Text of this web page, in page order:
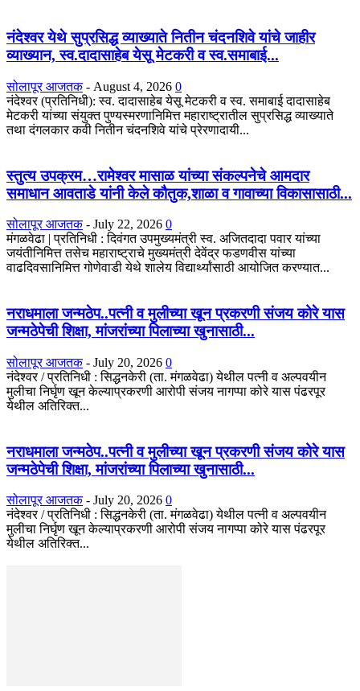
नंदेश्वर येथे सुप्रसिद्ध व्याख्याते नितीन चंदनशिवे यांचे जाहीर
व्याख्यान, स्व.दादासाहेब येसू मेटकरी व स्व.समाबाई...
सोलापूर आजतक - August 4, 2026 0
नंदेश्वर (प्रतिनिधी): स्व. दादासाहेब येसू मेटकरी व स्व. समाबाई दादासाहेब
मेटकरी यांच्या संयुक्त पुण्यस्मरणानिमित्त महाराष्ट्रातील सुप्रसिद्ध व्याख्याते
तथा दंगलकार कवी नितीन चंदनशिवे यांचे प्रेरणादायी...
स्तुत्य उपक्रम…रामेश्वर मासाळ यांच्या संकल्पनेचे आमदार
समाधान आवताडे यांनी केले कौतुक,शाळा व गावाच्या विकासासाठी...
सोलापूर आजतक - July 22, 2026 0
मंगळवेढा | प्रतिनिधी : दिवंगत उपमुख्यमंत्री स्व. अजितदादा पवार यांच्या
जयंतीनिमित्त तसेच महाराष्ट्राचे मुख्यमंत्री देवेंद्र फडणवीस यांच्या
वाढदिवसानिमित्त गोणेवाडी येथे शालेय विद्यार्थ्यांसाठी आयोजित करण्यात...
नराधमाला जन्मठेप..पत्नी व मुलीच्या खून प्रकरणी संजय कोरे यास
जन्मठेपेची शिक्षा, मांजरांच्या पिलाच्या खुनासाठी...
सोलापूर आजतक - July 20, 2026 0
नंदेश्वर / प्रतिनिधी : सिद्धनकेरी (ता. मंगळवेढा) येथील पत्नी व अल्पवयीन
मुलीचा निर्घृण खून केल्याप्रकरणी आरोपी संजय नागप्पा कोरे यास पंढरपूर
येथील अतिरिक्त...
नराधमाला जन्मठेप..पत्नी व मुलीच्या खून प्रकरणी संजय कोरे यास
जन्मठेपेची शिक्षा, मांजरांच्या पिलाच्या खुनासाठी...
सोलापूर आजतक - July 20, 2026 0
नंदेश्वर / प्रतिनिधी : सिद्धनकेरी (ता. मंगळवेढा) येथील पत्नी व अल्पवयीन
मुलीचा निर्घृण खून केल्याप्रकरणी आरोपी संजय नागप्पा कोरे यास पंढरपूर
येथील अतिरिक्त...